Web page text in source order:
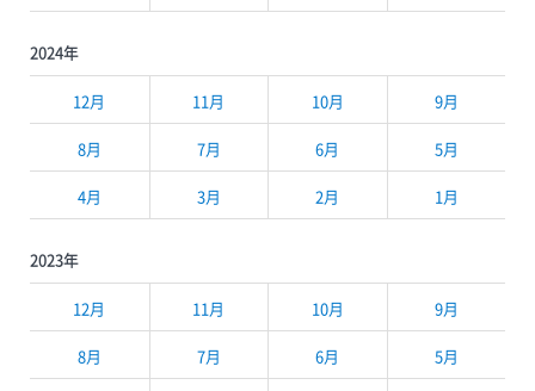
2024年
12月 11月 10月 9月
8月 7月 6月 5月
4月 3月 2月 1月
2023年
12月 11月 10月 9月
8月 7月 6月 5月